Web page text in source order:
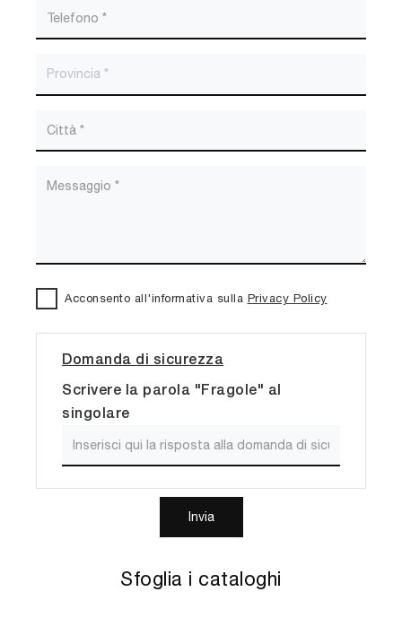
Sfoglia i cataloghi
Acconsento all'informativa sulla Privacy Policy
Domanda di sicurezza
Scrivere la parola "Fragole" al
singolare
Invia